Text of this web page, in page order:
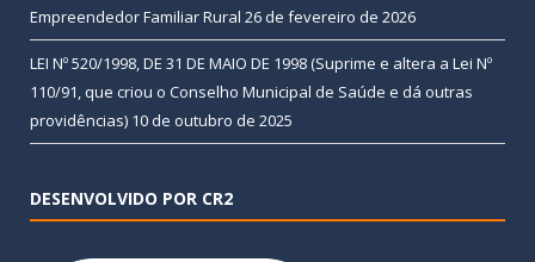
Empreendedor Familiar Rural 26 de fevereiro de 2026
LEI Nº 520/1998, DE 31 DE MAIO DE 1998 (Suprime e altera a Lei Nº
110/91, que criou o Conselho Municipal de Saúde e dá outras
providências) 10 de outubro de 2025
DESENVOLVIDO POR CR2